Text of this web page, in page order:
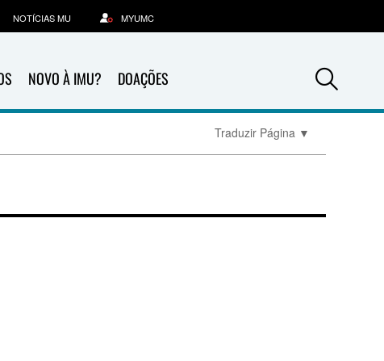
NOVO À IMU? DOAÇÕES
NOTÍCIAS MU MYUMC
Traduzir Página ▼